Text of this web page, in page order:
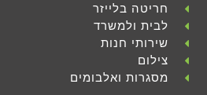
חריטה בלייזר
לבית ולמשרד
שירותי חנות
צילום
מסגרות ואלבומים